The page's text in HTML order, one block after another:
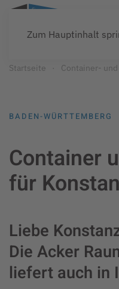
Zum Hauptinhalt
Startseite Container-
BADEN-WÜRTTEMBERG
Container
für
Liebe
Die Acker
liefert auch in